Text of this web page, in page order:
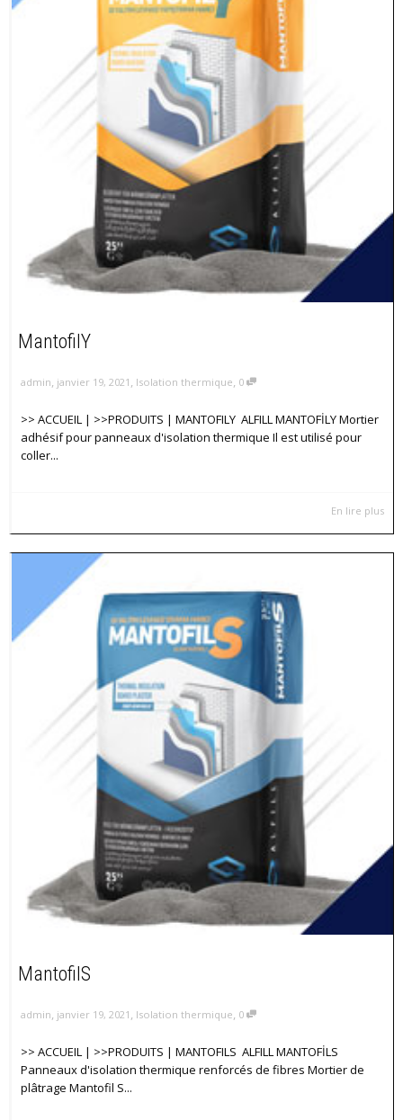
MantofilY
admin, janvier 19, 2021 , Isolation thermique, 0
>> ACCUEIL | >>PRODUITS | MANTOFILY ALFILL MANTOFİLY Mortier
adhésif pour panneaux d'isolation thermique Il est utilisé pour
coller...
En lire plus
MantofilS
admin, janvier 19, 2021 , Isolation thermique, 0
>> ACCUEIL | >>PRODUITS | MANTOFILS ALFILL MANTOFİLS
Panneaux d'isolation thermique renforcés de fibres Mortier de
plâtrage Mantofil S...